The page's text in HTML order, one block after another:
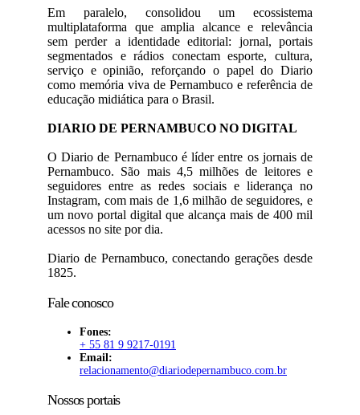
Em paralelo, consolidou um ecossistema
multiplataforma que amplia alcance e relevância
sem perder a identidade editorial: jornal, portais
segmentados e rádios conectam esporte, cultura,
serviço e opinião, reforçando o papel do Diario
como memória viva de Pernambuco e referência de
educação midiática para o Brasil.
DIARIO DE PERNAMBUCO NO DIGITAL
O Diario de Pernambuco é líder entre os jornais de
Pernambuco. São mais 4,5 milhões de leitores e
seguidores entre as redes sociais e liderança no
Instagram, com mais de 1,6 milhão de seguidores, e
um novo portal digital que alcança mais de 400 mil
acessos no site por dia.
Diario de Pernambuco, conectando gerações desde
1825.
Fale conosco
Fones:
+ 55 81 9 9217-0191
Email:
relacionamento@diariodepernambuco.com.br
Nossos portais